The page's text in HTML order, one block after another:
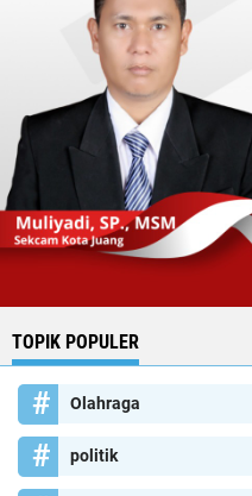
TOPIK POPULER
Olahraga
politik